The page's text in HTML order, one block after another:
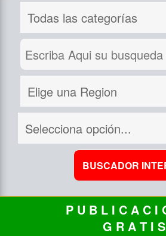
P U B L I C A C I
G R A T I S